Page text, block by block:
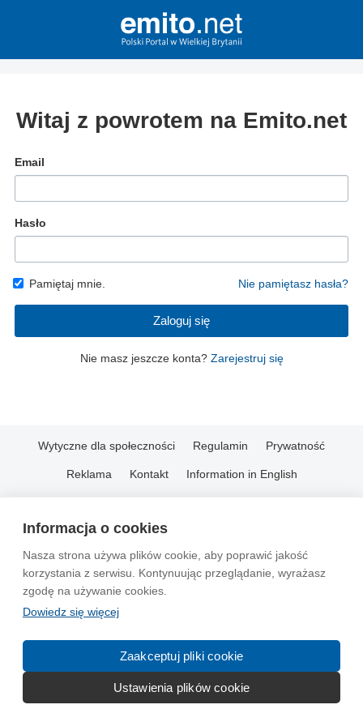
Informacja o cookies
Nasza strona używa plików cookie, aby poprawić jakość
korzystania z serwisu. Kontynuując przeglądanie, wyrażasz
zgodę na używanie cookies.
Dowiedz się więcej
Zaakceptuj pliki cookie
Ustawienia plików cookie
Witaj z powrotem na Emito.net
Email
Hasło
Pamiętaj mnie. Nie pamiętasz hasła?
Zaloguj się
Nie masz jeszcze konta? Zarejestruj się
Wytyczne dla społeczności Regulamin Prywatność
Reklama Kontakt Information in English